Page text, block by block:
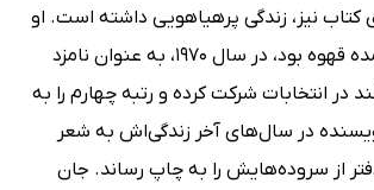
کتاب نیز، زندگی پرهیاهویی داشته است. او
که سرمایه‌گذار عمده قهوه بود، در سال 1970، به عنوان نامزد
در انتخابات شرکت کرده و رتبه چهارم را به
در سال‌های آخر زندگی‌اش به شعر
از سروده‌هایش را به چاپ رساند. جان